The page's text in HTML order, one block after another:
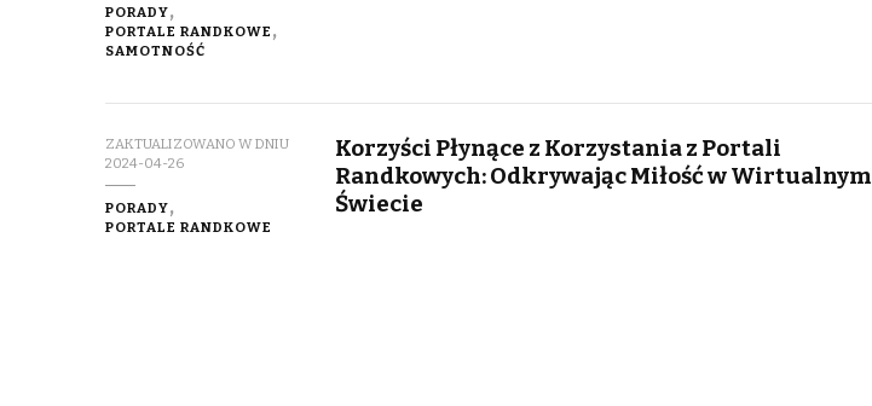
PORADY
PORTALE RANDKOWE
SAMOTNOŚĆ
ZAKTUALIZOWANO W DNIU
2024-04-26
PORADY
PORTALE RANDKOWE
Korzyści Płynące z Korzystania z Portali
Randkowych: Odkrywając Miłość w Wirtualnym
Świecie